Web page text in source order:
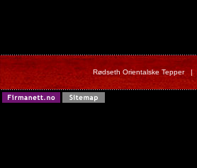
Rødseth Orientalske